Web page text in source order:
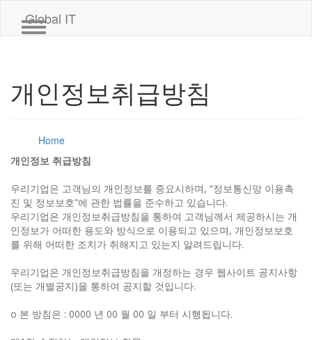
Toggle navigation
Global IT
개인정보취급방침
Home
개인정보 취급방침
우리기업은 고객님의 개인정보를 중요시하며, “정보통신망 이용촉
진 및 정보보호”에 관한 법률을 준수하고 있습니다.
우리기업은 개인정보취급방침을 통하여 고객님께서 제공하시는 개
인정보가 어떠한 용도와 방식으로 이용되고 있으며, 개인정보보호
를 위해 어떠한 조치가 취해지고 있는지 알려드립니다.
우리기업은 개인정보취급방침을 개정하는 경우 웹사이트 공지사항
(또는 개별공지)을 통하여 공지할 것입니다.
ο 본 방침은 : 0000 년 00 월 00 일 부터 시행됩니다.